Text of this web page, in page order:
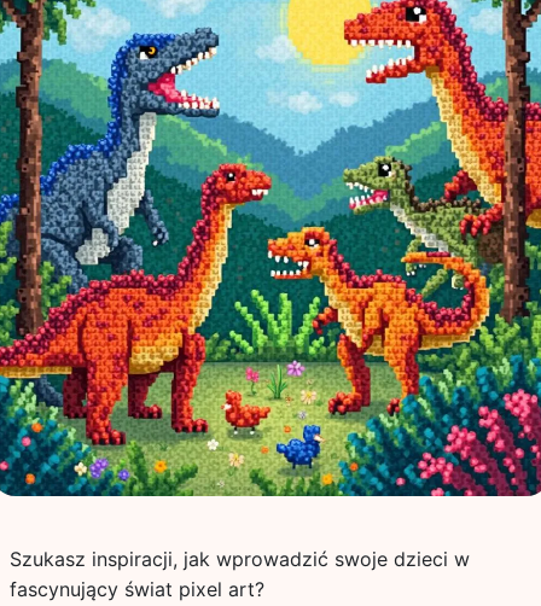
Szukasz inspiracji, jak wprowadzić swoje dzieci w
fascynujący świat pixel art?